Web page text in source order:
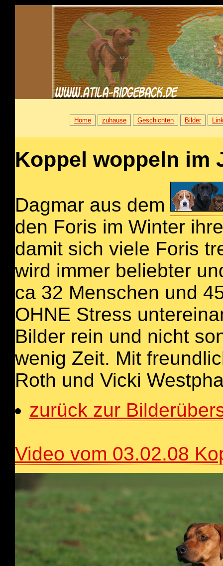
Home zuhause Geschichten Bilder
Koppel woppeln im
Dagmar aus dem
den Foris im Winter
damit sich viele Foris
wird immer beliebter
ca 32 Menschen und
OHNE Stress
Bilder rein und nicht
wenig Zeit. Mit
Roth und Vicki
zurück zur
Video vom 03.02.08